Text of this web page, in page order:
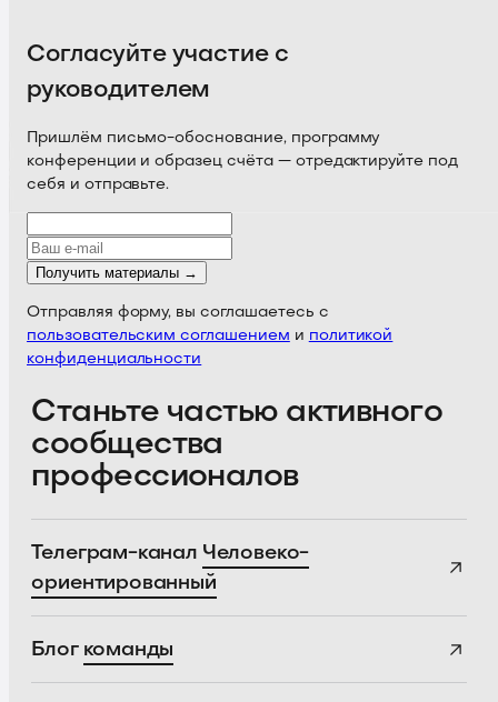
Согласуйте участие с
руководителем
Пришлём письмо-обоснование, программу
конференции и образец счёта — отредактируйте под
себя и отправьте.
Получить материалы →
Отправляя форму, вы соглашаетесь с
пользовательским соглашением и политикой
конфиденциальности
Станьте частью активного
сообщества
профессионалов
Телеграм-канал Человеко-
ориентированный
Блог команды